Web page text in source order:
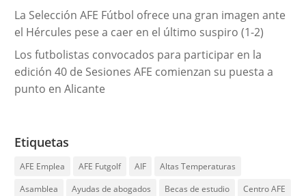
La Selección AFE Fútbol ofrece una gran imagen ante
el Hércules pese a caer en el último suspiro (1-2)
Los futbolistas convocados para participar en la
edición 40 de Sesiones AFE comienzan su puesta a
punto en Alicante
Etiquetas
AFE Emplea AFE Futgolf AIF
Altas Temperaturas
Asamblea
Ayudas de abogados Becas de estudio
Centro AFE